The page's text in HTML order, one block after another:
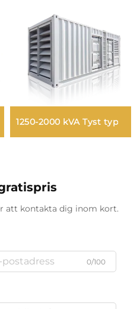
1250-2000 kVA Tyst typ
att kontakta dig inom kort.
0/100